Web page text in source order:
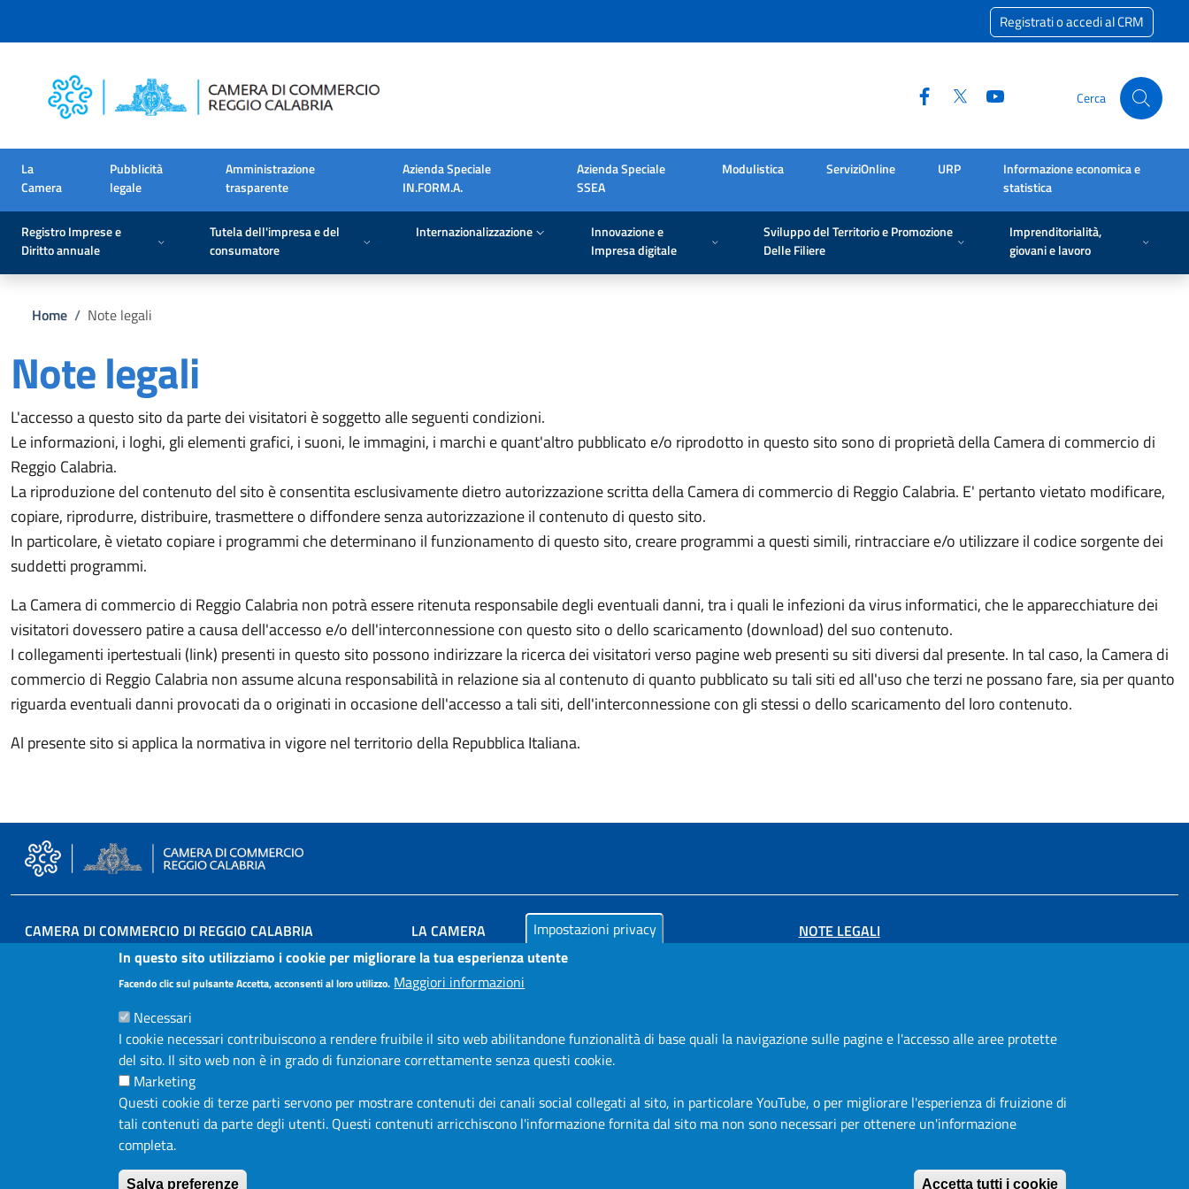
Registrati o accedi al CRM
Cerca
La
Camera
Pubblicità
legale
Amministrazione
trasparente
Azienda Speciale
IN.FORM.A.
Azienda Speciale
SSEA
Modulistica ServiziOnline URP
Informazione economica e
statistica
Registro Imprese e
Diritto annuale
Tutela dell'impresa e del
consumatore
Internazionalizzazione
Innovazione e
Impresa digitale
Sviluppo del Territorio e Promozione
Delle Filiere
Imprenditorialità,
giovani e lavoro
Briciole di pane
Home / Note legali
Note legali
L'accesso a questo sito da parte dei visitatori è soggetto alle seguenti condizioni.
Le informazioni, i loghi, gli elementi grafici, i suoni, le immagini, i marchi e quant'altro pubblicato e/o riprodotto in questo sito sono di proprietà della Camera di commercio di
Reggio Calabria.
La riproduzione del contenuto del sito è consentita esclusivamente dietro autorizzazione scritta della Camera di commercio di Reggio Calabria. E' pertanto vietato modificare,
copiare, riprodurre, distribuire, trasmettere o diffondere senza autorizzazione il contenuto di questo sito.
In particolare, è vietato copiare i programmi che determinano il funzionamento di questo sito, creare programmi a questi simili, rintracciare e/o utilizzare il codice sorgente dei
suddetti programmi.
La Camera di commercio di Reggio Calabria non potrà essere ritenuta responsabile degli eventuali danni, tra i quali le infezioni da virus informatici, che le apparecchiature dei
visitatori dovessero patire a causa dell'accesso e/o dell'interconnessione con questo sito o dello scaricamento (download) del suo contenuto.
I collegamenti ipertestuali (link) presenti in questo sito possono indirizzare la ricerca dei visitatori verso pagine web presenti su siti diversi dal presente. In tal caso, la Camera di
commercio di Reggio Calabria non assume alcuna responsabilità in relazione sia al contenuto di quanto pubblicato su tali siti ed all'uso che terzi ne possano fare, sia per quanto
riguarda eventuali danni provocati da o originati in occasione dell'accesso a tali siti, dell'interconnessione con gli stessi o dello scaricamento del loro contenuto.
Al presente sito si applica la normativa in vigore nel territorio della Repubblica Italiana.
CAMERA DI COMMERCIO DI REGGIO CALABRIA
Via T. Campanella, 22 (già 12) - 89125 Reggio Calabria
Tel: 0965 384111
cameradicommercio@rc.legalmail.camcom.it
P.IVA: 00335470803
Fatturazione Elettronica: 5AY0BC
LA CAMERA
PUBBLICITÀ LEGALE
AMMINISTRAZIONE TRASPARENTE
AZIENDA SPECIALE SSEA
MODULISTICA
SERVIZIONLINE
URP
NOTE LEGALI
CREDITS
Impostazioni privacy
In questo sito utilizziamo i cookie per migliorare la tua esperienza utente
Facendo clic sul pulsante Accetta, acconsenti al loro utilizzo. Maggiori informazioni
Necessari
I cookie necessari contribuiscono a rendere fruibile il sito web abilitandone funzionalità di base quali la navigazione sulle pagine e l'accesso alle aree protette
del sito. Il sito web non è in grado di funzionare correttamente senza questi cookie.
Marketing
Questi cookie di terze parti servono per mostrare contenuti dei canali social collegati al sito, in particolare YouTube, o per migliorare l'esperienza di fruizione di
tali contenuti da parte degli utenti. Questi contenuti arricchiscono l'informazione fornita dal sito ma non sono necessari per ottenere un'informazione
completa.
Salva preferenze Accetta tutti i cookie